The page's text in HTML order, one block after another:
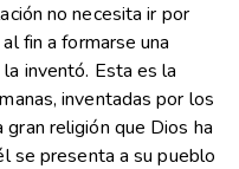
no necesita ir por
fin a formarse una
inventó. Esta es la
inventadas por los
religión que Dios ha
se presenta a su pueblo